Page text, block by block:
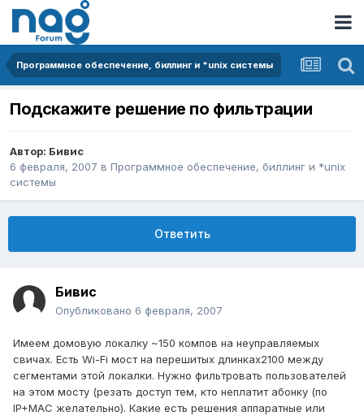
Программное обеспечение, биллинг и *unix системы
Подскажите решение по фильтрации
Автор: Бивис
6 февраля, 2007 в Программное обеспечение, биллинг и *unix
системы
Ответить
Бивис
Опубликовано 6 февраля, 2007
Имеем домовую локалку ~150 компов на неуправляемых
свичах. Есть Wi-Fi мост на перешитых длинках2100 между
сегментами этой локалки. Нужно фильтровать пользователей
на этом мосту (резать доступ тем, кто неплатит абонку (по
IP+MAC желательно). Какие есть решения аппаратные или